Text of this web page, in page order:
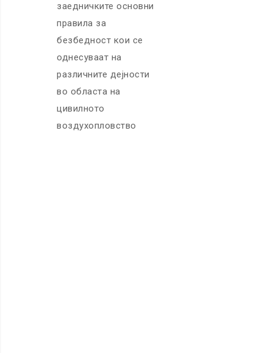
заедничките основни
правила за
безбедност кои се
однесуваат на
различните дејности
во областа на
цивилното
воздухопловство